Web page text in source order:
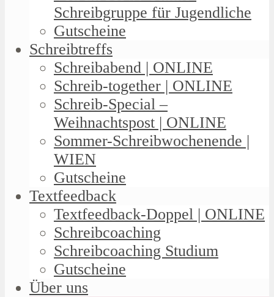
Schreibgruppe für Jugendliche
Gutscheine
Schreibtreffs
Schreibabend | ONLINE
Schreib-together | ONLINE
Schreib-Special –
Weihnachtspost | ONLINE
Sommer-Schreibwochenende |
WIEN
Gutscheine
Textfeedback
Textfeedback-Doppel | ONLINE
Schreibcoaching
Schreibcoaching Studium
Gutscheine
Über uns